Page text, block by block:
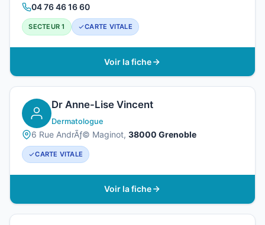
04 76 46 16 60
SECTEUR 1 CARTE VITALE
Voir la fiche
Dr Anne-Lise Vincent
Dermatologue
6 Rue AndrÃƒ© Maginot, 38000 Grenoble
CARTE VITALE
Voir la fiche